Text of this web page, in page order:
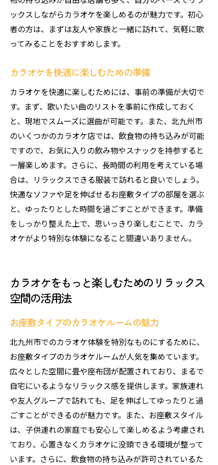
カラオケを起点に新しい出会いを楽しむ
ックスしながらカラオケを楽しめるのが魅力です。初心
者の方は、まずは友人や家族と一緒に訪れて、気軽に歌
ってみることをおすすめします。
カラオケを快適に楽しむための準備
カラオケを快適に楽しむためには、事前の準備が大切で
す。まず、歌いたい曲のリストを事前に作成しておく
と、現地でスムーズに選曲が可能です。また、北九州市
のいくつかのカラオケ店では、飲食物の持ち込みが可能
ですので、お気に入りの飲み物やスナックを持参すると
一層楽しめます。さらに、長時間の利用を考えている場
合は、リラックスできる服装で訪れると良いでしょう。
快適なソファや足を伸ばせるお座敷タイプの部屋を選ぶ
と、ゆったりとした時間を過ごすことができます。準備
をしっかり整えた上で、思いっきり楽しむことで、カラ
オケがより特別な体験になること間違いありません。
カラオケをもっと楽しむためのリラックス
空間の活用法
お座敷タイプのカラオケルームの魅力
北九州市でのカラオケ体験を特別なものにするために、
お座敷タイプのカラオケルームが人気を集めています。
広々とした空間に畳や座布団が配置されており、まるで
自宅にいるようなリラックス感を提供します。家族連れ
や友人グループで訪れても、足を伸ばしてゆったりと過
ごすことができるのが魅力です。また、お座敷スタイル
は、子供連れの家庭でも安心して楽しめるよう考慮され
ており、心置きなくカラオケに没頭できる環境が整って
います。さらに、飲食物の持ち込みが許可されているた